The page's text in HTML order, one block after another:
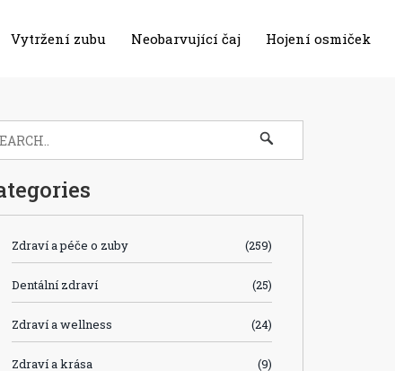
Vytržení zubu Neobarvující čaj Hojení osmiček
Zdraví a péče o zuby (259)
Dentální zdraví (25)
Zdraví a wellness (24)
Zdraví a krása (9)